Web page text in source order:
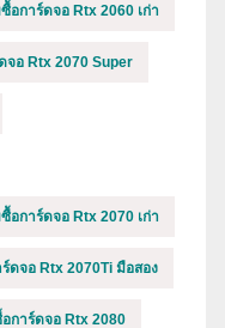
อการ์ดจอ Rtx 2060 เก่า
จอ Rtx 2070 Super
อการ์ดจอ Rtx 2070 เก่า
ดจอ Rtx 2070Ti มือสอง
การ์ดจอ Rtx 2080